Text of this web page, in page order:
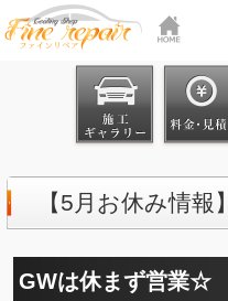
【5月お休み情報】
GWは休まず営業☆